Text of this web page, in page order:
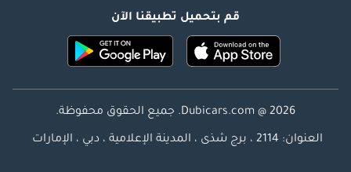
قم بتحميل تطبيقنا الآن
Dubicars.com @ 2026. جميع الحقوق محفوظة.
العنوان: 2114 ، برج شذى ، المدينة الإعلامية ، دبي ، الإمارات